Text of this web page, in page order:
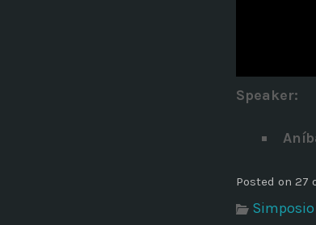
Noticia de personal salud 5
Speaker:
Posted on 27